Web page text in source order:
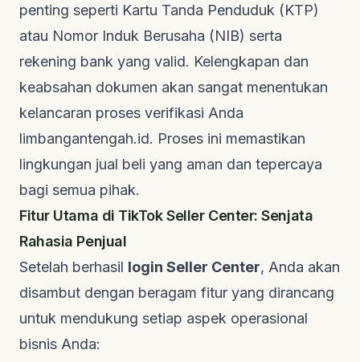
penting seperti Kartu Tanda Penduduk (KTP)
atau Nomor Induk Berusaha (NIB) serta
rekening bank yang valid. Kelengkapan dan
keabsahan dokumen akan sangat menentukan
kelancaran proses verifikasi Anda
limbangantengah.id. Proses ini memastikan
lingkungan jual beli yang aman dan tepercaya
bagi semua pihak.
Fitur Utama di TikTok Seller Center: Senjata
Rahasia Penjual
Setelah berhasil login Seller Center, Anda akan
disambut dengan beragam fitur yang dirancang
untuk mendukung setiap aspek operasional
bisnis Anda: